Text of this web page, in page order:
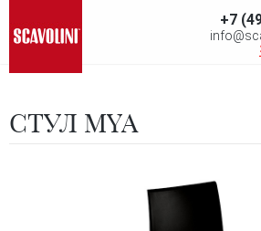
+7
СТУЛ MYA